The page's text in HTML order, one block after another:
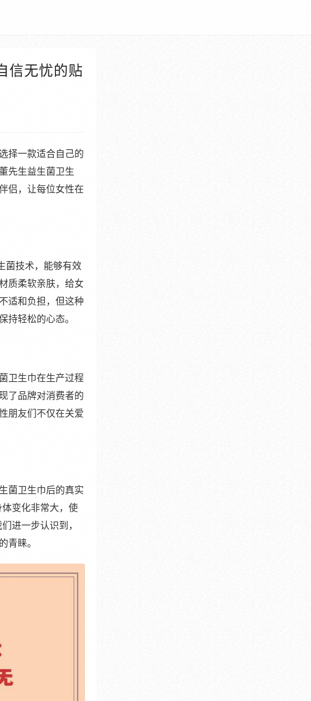
信无忧的贴
择一款适合自己的
先生益生菌卫生
侣，让每位女性在
菌技术，能够有效
质柔软亲肤，给女
适和负担，但这种
轻松的心态。
卫生巾在生产过程
了品牌对消费者的
朋友们不仅在关爱
菌卫生巾后的真实
变化非常大，使
进一步认识到，
青睐。